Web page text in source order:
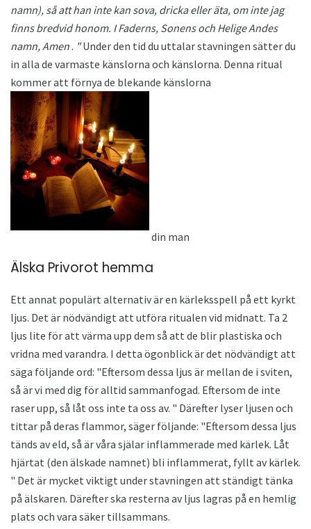
namn), så att han inte kan sova, dricka eller äta, om inte jag
finns bredvid honom. I Faderns, Sonens och Helige Andes
namn, Amen. "Under den tid du uttalar stavningen sätter du
in alla de varmaste känslorna och känslorna. Denna ritual
kommer att förnya de blekande känslorna
din man
Älska Privorot hemma
Ett annat populärt alternativ är en kärleksspell på ett kyrkt
ljus. Det är nödvändigt att utföra ritualen vid midnatt. Ta 2
ljus lite för att värma upp dem så att de blir plastiska och
vridna med varandra. I detta ögonblick är det nödvändigt att
säga följande ord: "Eftersom dessa ljus är mellan de i sviten,
så är vi med dig för alltid sammanfogad. Eftersom de inte
raser upp, så låt oss inte ta oss av. " Därefter lyser ljusen och
tittar på deras flammor, säger följande: "Eftersom dessa ljus
tänds av eld, så är våra själar inflammerade med kärlek. Låt
hjärtat (den älskade namnet) bli inflammerat, fyllt av kärlek.
" Det är mycket viktigt under stavningen att ständigt tänka
på älskaren. Därefter ska resterna av ljus lagras på en hemlig
plats och vara säker tillsammans.